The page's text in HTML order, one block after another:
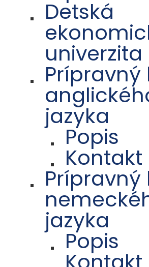
Detská
univerzita
Prípravný
jazyka
Popis
Kontakt
Prípravný
jazyka
Popis